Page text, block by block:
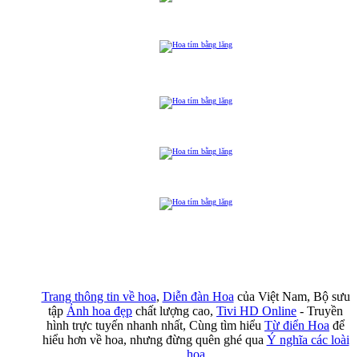
Trang thông tin về hoa, Diễn đàn Hoa của Việt Nam, Bộ sưu
tập Ảnh hoa đẹp chất lượng cao, Tivi HD Online - Truyền
hình trực tuyến nhanh nhất, Cùng tìm hiểu Từ điển Hoa để
hiểu hơn về hoa, nhưng đừng quên ghé qua Ý nghĩa các loài
hoa